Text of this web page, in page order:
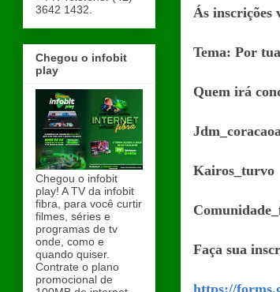
Ás inscrições
Tema: Por
Quem irá
Kairos_turvo
Faça sua
3642 1432.
Chegou o infobit
play
Chegou o infobit
play! A TV da infobit
fibra, para você curtir
filmes, séries e
programas de tv
onde, como e
quando quiser.
Contrate o plano
promocional de